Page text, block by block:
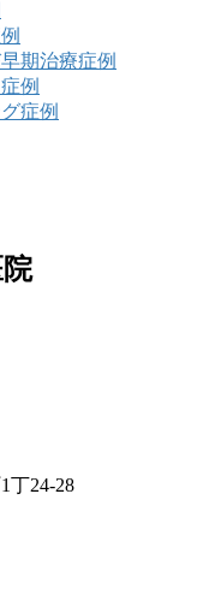
期治療症例
例
症例
丁24-28